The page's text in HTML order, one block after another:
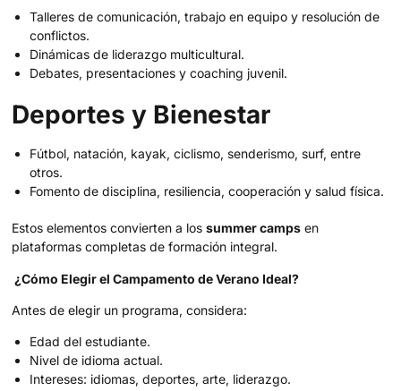
Talleres de comunicación, trabajo en equipo y resolución de
conflictos.
Dinámicas de liderazgo multicultural.
Debates, presentaciones y coaching juvenil.
Deportes y Bienestar
Fútbol, natación, kayak, ciclismo, senderismo, surf, entre
otros.
Fomento de disciplina, resiliencia, cooperación y salud física.
Estos elementos convierten a lossummer camps en
plataformas completas de formación integral.
¿Cómo Elegir el Campamento de Verano Ideal?
Antes de elegir un programa, considera:
Edad del estudiante.
Nivel de idioma actual.
Intereses: idiomas, deportes, arte, liderazgo.